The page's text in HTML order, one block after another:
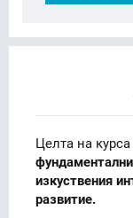
Целта на
изкуствения
развитие.